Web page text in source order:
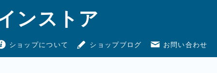
ンストア
ショップについて ショップブログ お問い合わせ